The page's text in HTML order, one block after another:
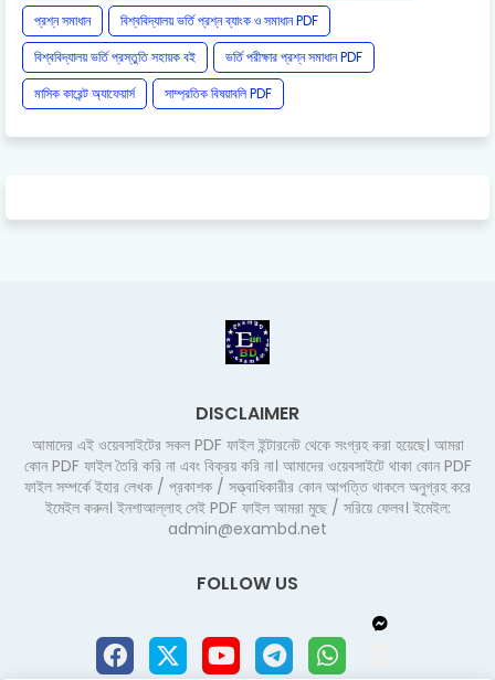
প্রশ্ন সমাধান
বিশ্ববিদ্যালয় ভর্তি প্রশ্ন ব্যাংক ও সমাধান PDF
বিশ্ববিদ্যালয় ভর্তি প্রস্তুতি সহায়ক বই
ভর্তি পরীক্ষার প্রশ্ন সমাধান PDF
মাসিক কারেন্ট অ্যাফেয়ার্স
সাম্প্রতিক বিষয়াবলি PDF
DISCLAIMER
আমাদের এই ওয়েবসাইটের সকল PDF ফাইল ইন্টারনেট থেকে সংগ্রহ করা হয়েছে। আমরা
কোন PDF ফাইল তৈরি করি না এবং বিক্রয় করি না। আমাদের ওয়েবসাইটে থাকা কোন PDF
ফাইল সম্পর্কে ইহার লেখক / প্রকাশক / সত্ত্বাধিকারীর কোন আপত্তি থাকলে অনুগ্রহ করে
ইমেইল করুন। ইনশাআল্লাহ সেই PDF ফাইল আমরা মুছে / সরিয়ে ফেলব। ইমেইল:
admin@exambd.net
FOLLOW US